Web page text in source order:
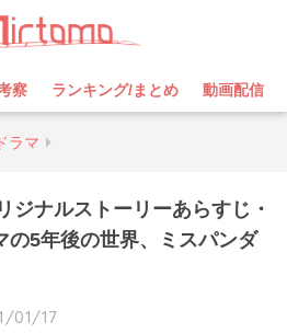
察 ランキング/まとめ 動画配信
ラマ
ジナルストーリーあらすじ・
の5年後の世界、ミスパンダ
01/17